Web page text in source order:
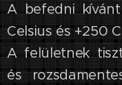
A befedni
Celsius és +250
A felületnek
és